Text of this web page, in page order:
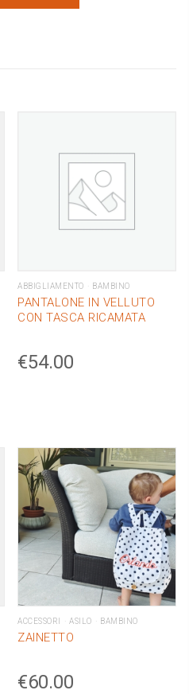
ABBIGLIAMENTO BAMBINO
PANTALONE IN VELLUTO
CON TASCA RICAMATA
€54.00
ACCESSORI ASILO BAMBINO
ZAINETTO
€60.00